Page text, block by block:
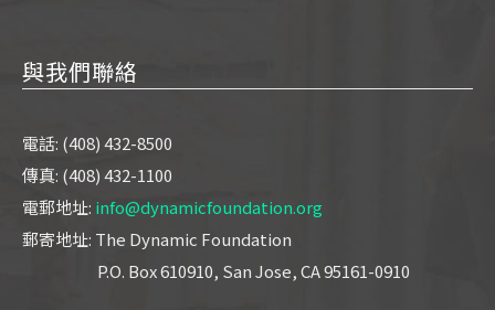
與我們聯絡
電話: (408) 432-8500
傳真: (408) 432-1100
電郵地址: info@dynamicfoundation.org
郵寄地址: The Dynamic Foundation
P.O. Box 610910, San Jose, CA 95161-0910